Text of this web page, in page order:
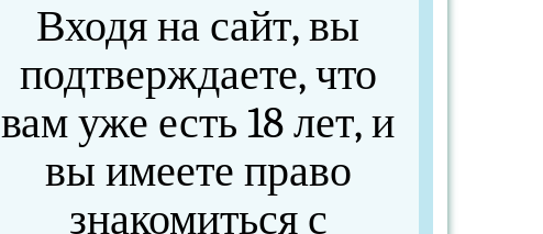
Входя на сайт, вы
подтверждаете, что
вам уже есть 18 лет, и
вы имеете право
знакомиться с